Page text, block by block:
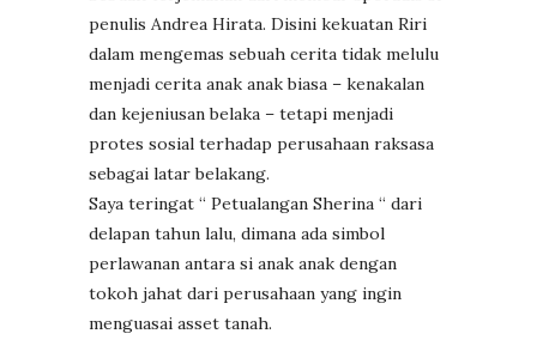
penulis Andrea Hirata. Disini kekuatan Riri
dalam mengemas sebuah cerita tidak melulu
menjadi cerita anak anak biasa – kenakalan
dan kejeniusan belaka – tetapi menjadi
protes sosial terhadap perusahaan raksasa
sebagai latar belakang.
Saya teringat “ Petualangan Sherina “ dari
delapan tahun lalu, dimana ada simbol
perlawanan antara si anak anak dengan
tokoh jahat dari perusahaan yang ingin
menguasai asset tanah.